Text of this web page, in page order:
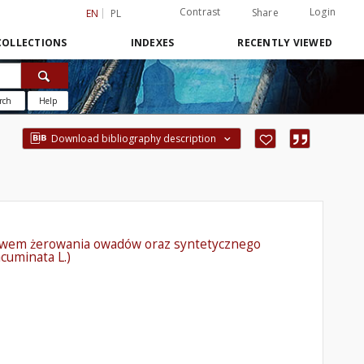
EN PL Contrast Share Login
INDEXES RECENTLY VIEWED
Help
Download bibliography description
żerowania owadów oraz syntetycznego
L.)